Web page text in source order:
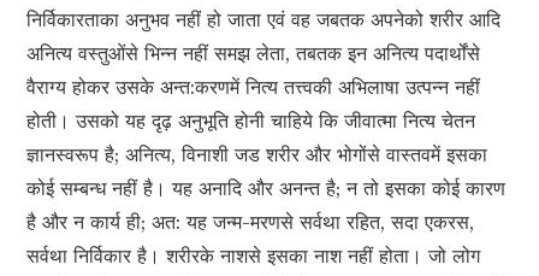
निर्विकारताका अनुभव नहीं हो जाता एवं वह जबतक अपनेको शरीर आदि
अनित्य वस्तुओंसे भिन्न नहीं समझ लेता, तबतक इन अनित्य पदार्थोंसे
वैराग्य होकर उसके अन्त:करणमें नित्य तत्त्वकी अभिलाषा उत्पन्न नहीं
होती। उसको यह दृढ़ अनुभूति होनी चाहिये कि जीवात्मा नित्य चेतन
ज्ञानस्वरूप है; अनित्य, विनाशी जड शरीर और भोगोंसे वास्तवमें इसका
कोई सम्बन्ध नहीं है। यह अनादि और अनन्त है; न तो इसका कोई कारण
है और न कार्य ही; अत: यह जन्म-मरणसे सर्वथा रहित, सदा एकरस,
सर्वथा निर्विकार है। शरीरके नाशसे इसका नाश नहीं होता। जो लोग